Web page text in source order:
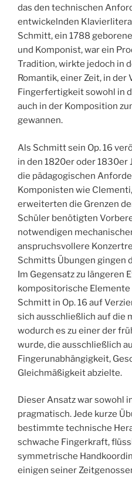
das den technischen
entwickelnden
Schmitt, ein 1788
und Komponist, war ein
Tradition, wirkte jedoch in
Romantik, einer Zeit, in
Fingerfertigkeit sowohl in
auch in der Komposition
gewannen.
Als Schmitt sein Op. 16
in den 1820er oder 1830er
die pädagogischen
Komponisten wie
erweiterten die Grenzen
Schüler benötigten
notwendigen
anspruchsvollere
Schmitts Übungen gingen
Im Gegensatz zu längeren
kompositorische
Schmitt in Op. 16 auf
sich ausschließlich auf die
wodurch es zu einer der
wurde, die ausschließlich
Fingerunabhängigkeit,
Gleichmäßigkeit abzielte.
Dieser Ansatz war sowohl
pragmatisch. Jede kurze
bestimmte technische
schwache Fingerkraft,
symmetrische
einigen seiner